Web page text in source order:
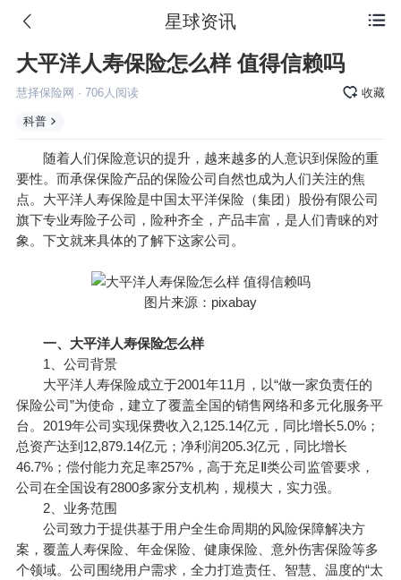
 星球资讯
大平洋人寿保险怎么样 值得信赖吗
慧择保险网 · 706人阅读 收藏
科普
随着人们保险意识的提升，越来越多的人意识到保险的重
要性。而承保保险产品的保险公司自然也成为人们关注的焦
点。大平洋人寿保险是中国太平洋保险（集团）股份有限公司
旗下专业寿险子公司，险种齐全，产品丰富，是人们青睐的对
象。下文就来具体的了解下这家公司。
图片来源：pixabay
一、大平洋人寿保险怎么样
1、公司背景
大平洋人寿保险成立于2001年11月，以“做一家负责任的
保险公司”为使命，建立了覆盖全国的销售网络和多元化服务平
台。2019年公司实现保费收入2,125.14亿元，同比增长5.0%；
总资产达到12,879.14亿元；净利润205.3亿元，同比增长
46.7%；偿付能力充足率257%，高于充足Ⅱ类公司监管要求，
公司在全国设有2800多家分支机构，规模大，实力强。
2、业务范围
公司致力于提供基于用户全生命周期的风险保障解决方
案，覆盖人寿保险、 年金保险、健康保险、意外伤害保险等多
个领域。公司围绕用户需求，全力打造责任、智慧、温度的“太